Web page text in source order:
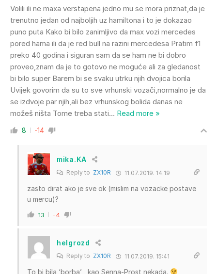
Volili ili ne maxa verstapena jedno mu se mora priznat,da je
trenutno jedan od najboljih uz hamiltona i to je dokazao
puno puta Kako bi bilo zanimljivo da max vozi mercedes
pored hama ili da je red bull na razini mercedesa Pratim f1
preko 40 godina i siguran sam da se ham ne bi dobro
proveo,znam da je to gotovo ne moguće ali za gledanost
bi bilo super Barem bi se svaku utrku njih dvojica borila
Uvijek govorim da su to sve vrhunski vozači,normalno je da
se izdvoje par njih,ali bez vrhunskog bolida danas ne
možeš ništa Tome treba stati… Read more »
8 -14
mika.KA
Reply to ZX10R 11.07.2019. 14:19
zasto dirat ako je sve ok (mislim na vozacke postave
u mercu)?
13 -4
helgrozd
Reply to ZX10R 11.07.2019. 15:41
To bi bila ‘borba’ , kao Senna-Prost nekada.